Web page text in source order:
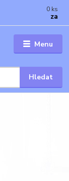
Menu
Hledat
0 ks
za